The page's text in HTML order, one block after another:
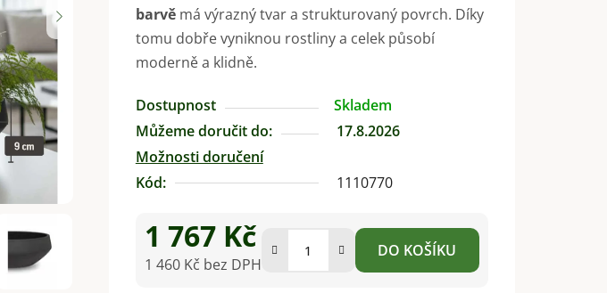
je
0,0
z
hvězdiček.
barvěmá výrazný tvar a strukturovaný povrch. Díky
tomu dobře vyniknou rostliny a celek působí
moderně a klidně.
Dostupnost
Skladem
Můžeme doručit do:
17.8.2026
Možnosti doručení
Kód:
1110770
1 767 Kč
1 460 Kč bez DPH
DO KOŠÍKU